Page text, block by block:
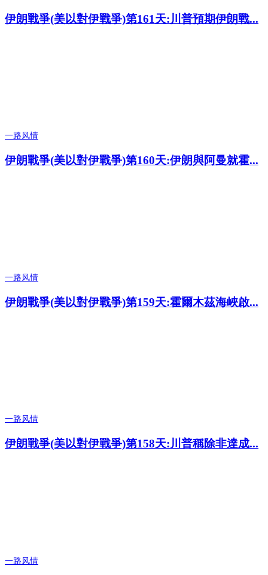
伊朗戰爭(美以對伊戰爭)第161天:川普預期伊朗戰...
一路风情
伊朗戰爭(美以對伊戰爭)第160天:伊朗與阿曼就霍...
一路风情
伊朗戰爭(美以對伊戰爭)第159天:霍爾木茲海峽啟...
一路风情
伊朗戰爭(美以對伊戰爭)第158天:川普稱除非達成...
一路风情